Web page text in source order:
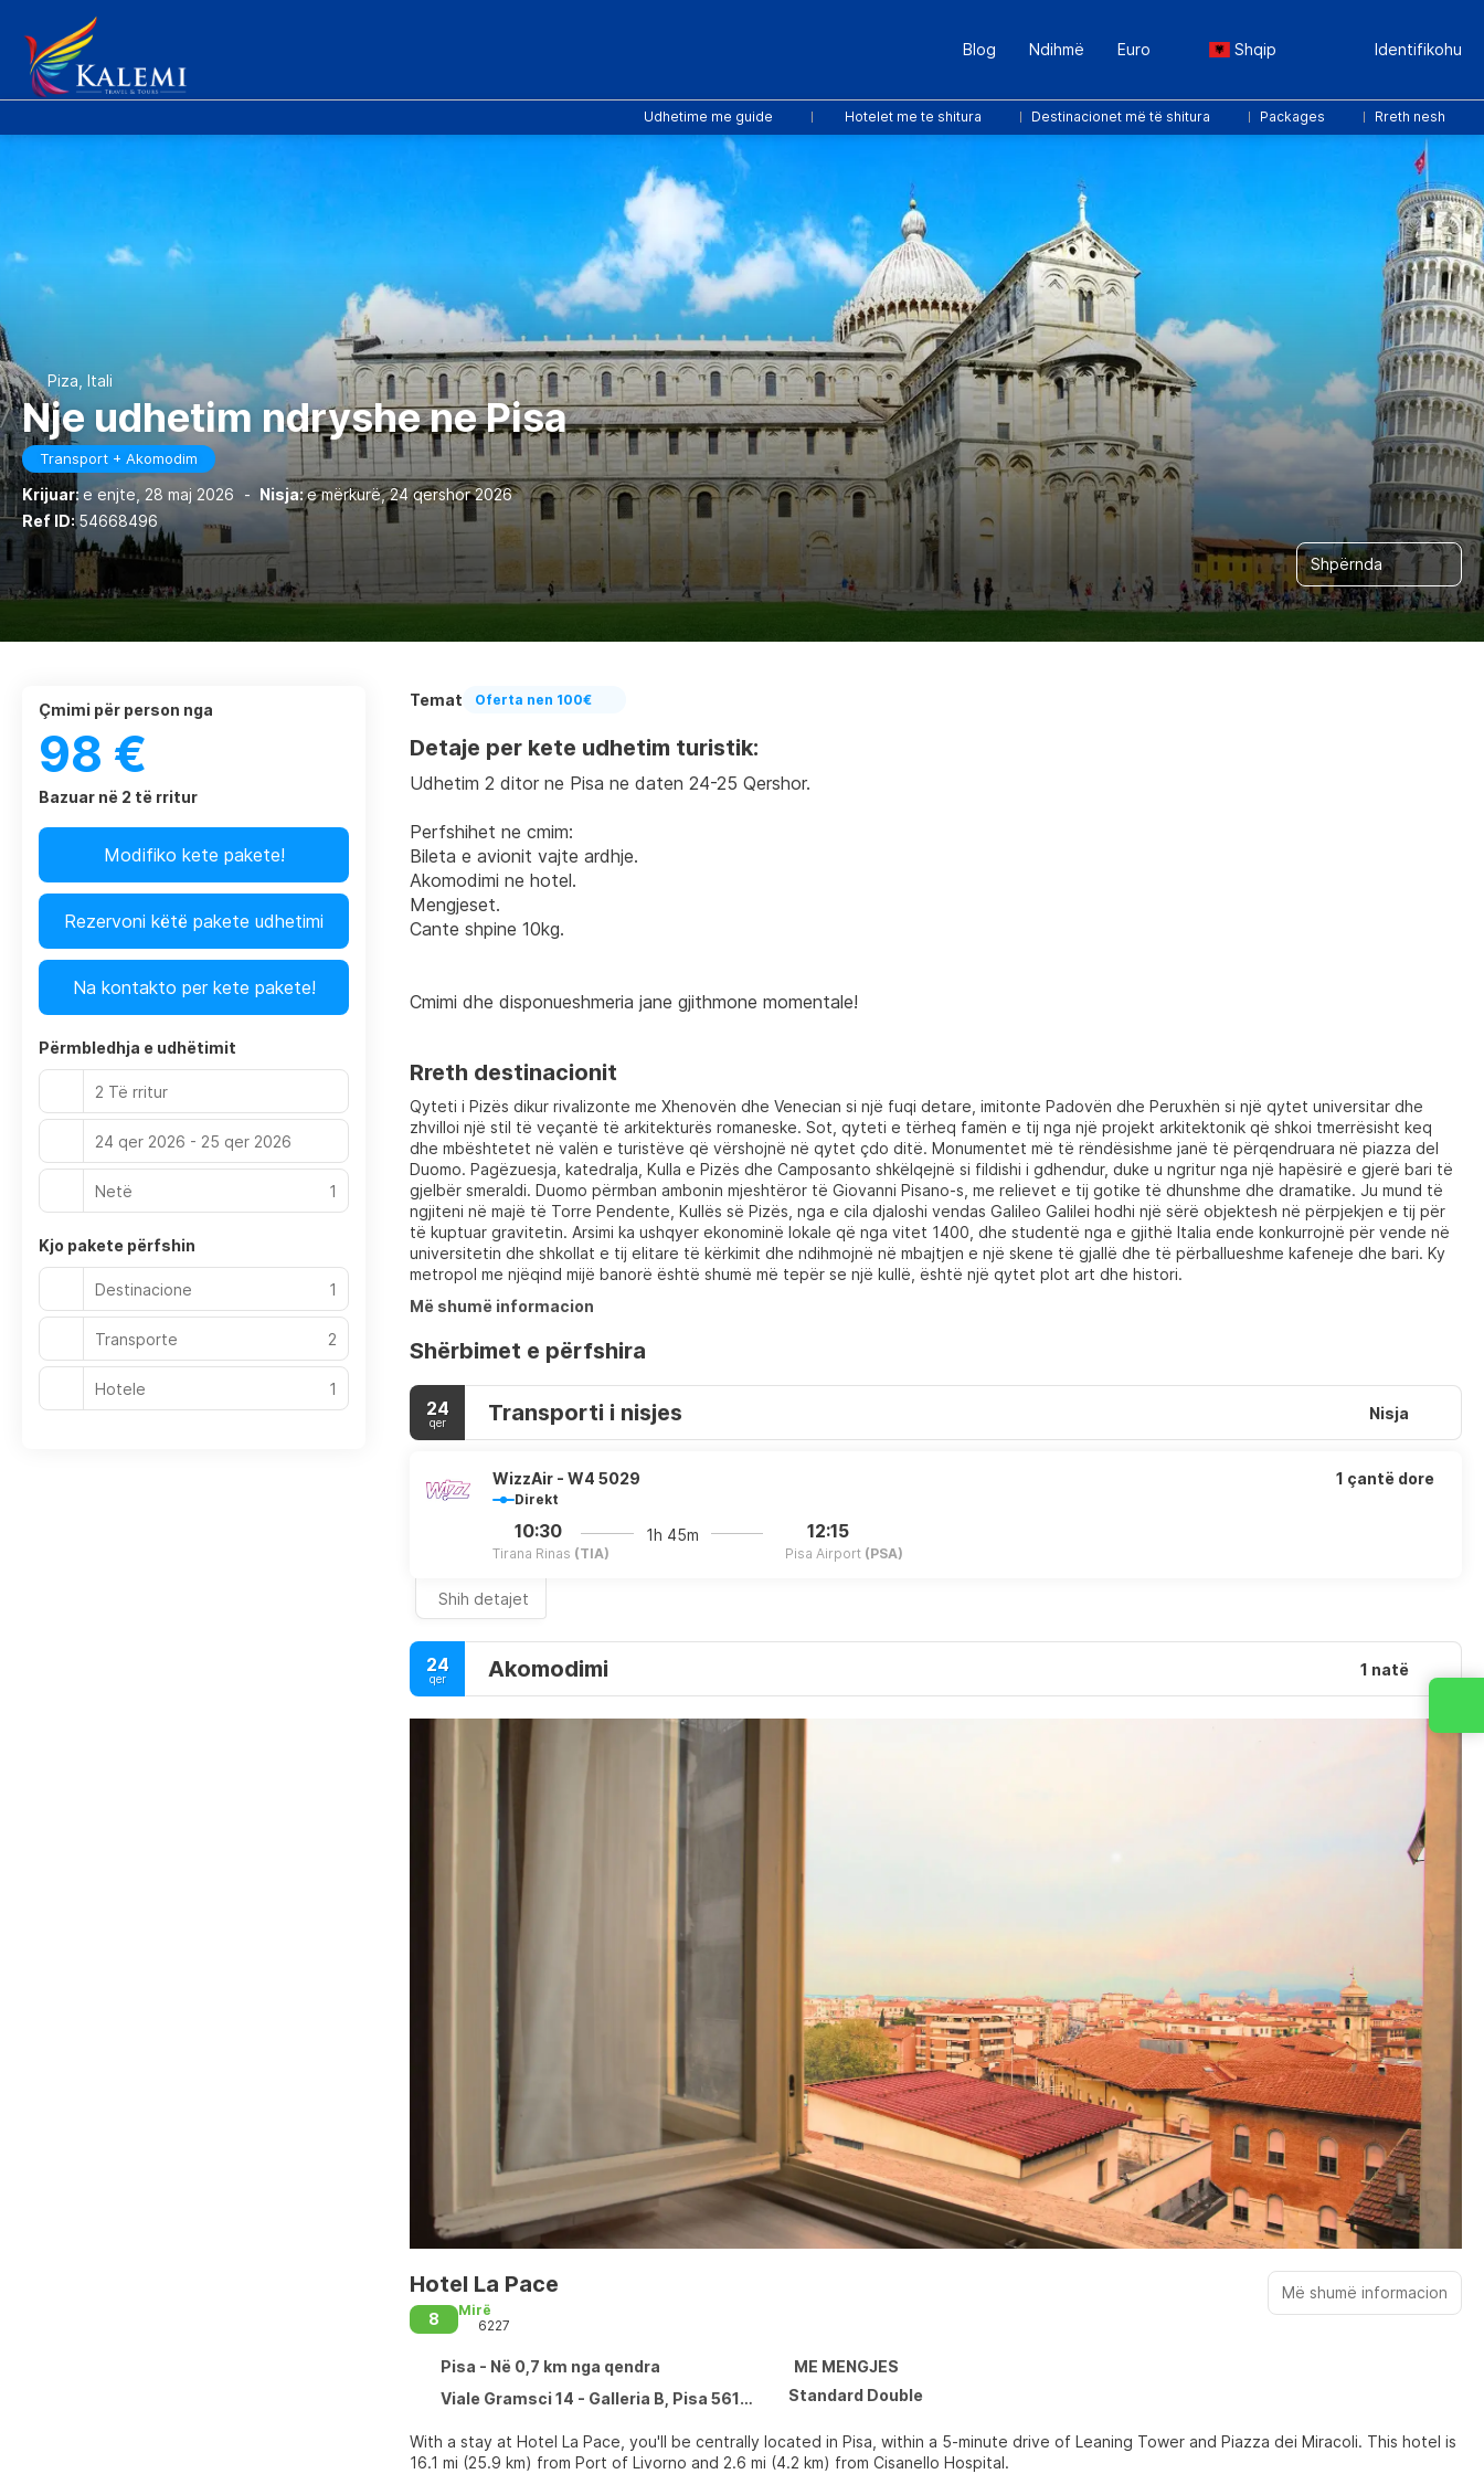
Blog Ndihmë Euro Shqip Identifikohu
Udhetime me guide Hotelet me te shitura Destinacionet më të shitura Packages Rreth nesh
Piza, Itali
Nje udhetim ndryshe ne Pisa
Transport + Akomodim
Krijuar: e enjte, 28 maj 2026 - Nisja:e mërkurë, 24 qershor 2026
Ref ID:54668496
Shpërnda
Temat Oferta nen 100€
Detaje per kete udhetim turistik:
Udhetim 2 ditor ne Pisa ne daten 24-25 Qershor.
Perfshihet ne cmim:
Bileta e avionit vajte ardhje.
Akomodimi ne hotel.
Mengjeset.
Cante shpine 10kg.
Cmimi dhe disponueshmeria jane gjithmone momentale!
Rreth destinacionit
Qyteti i Pizës dikur rivalizonte me Xhenovën dhe Venecian si një fuqi detare, imitonte Padovën dhe Peruxhën si një qytet universitar dhe
zhvilloi një stil të veçantë të arkitekturës romaneske. Sot, qyteti e tërheq famën e tij nga një projekt arkitektonik që shkoi tmerrësisht keq
dhe mbështetet në valën e turistëve që vërshojnë në qytet çdo ditë. Monumentet më të rëndësishme janë të përqendruara në piazza del
Duomo. Pagëzuesja, katedralja, Kulla e Pizës dhe Camposanto shkëlqejnë si fildishi i gdhendur, duke u ngritur nga një hapësirë e gjerë bari të
gjelbër smeraldi. Duomo përmban ambonin mjeshtëror të Giovanni Pisano-s, me relievet e tij gotike të dhunshme dhe dramatike. Ju mund të
ngjiteni në majë të Torre Pendente, Kullës së Pizës, nga e cila djaloshi vendas Galileo Galilei hodhi një sërë objektesh në përpjekjen e tij për
të kuptuar gravitetin. Arsimi ka ushqyer ekonominë lokale që nga vitet 1400, dhe studentë nga e gjithë Italia ende konkurrojnë për vende në
universitetin dhe shkollat e tij elitare të kërkimit dhe ndihmojnë në mbajtjen e një skene të gjallë dhe të përballueshme kafeneje dhe bari. Ky
metropol me njëqind mijë banorë është shumë më tepër se një kullë, është një qytet plot art dhe histori.
Më shumë informacion
Shërbimet e përfshira
24
qer Transporti i nisjes Nisja
WizzAir - W4 5029
Direkt
10:30
Tirana Rinas (TIA)
1h 45m 12:15
Pisa Airport (PSA)
1 çantë dore
Shih detajet
24
qer Akomodimi 1 natë
Hotel La Pace
8
Mirë
6227
Pisa - Në 0,7 km nga qendra
ME MENGJES
Viale Gramsci 14 - Galleria B, Pisa 56125
Standard Double
With a stay at Hotel La Pace, you'll be centrally located in Pisa, within a 5-minute drive of Leaning Tower and Piazza dei Miracoli. This hotel is
16.1 mi (25.9 km) from Port of Livorno and 2.6 mi (4.2 km) from Cisanello Hospital.
Më shumë informacion
çmimi për person nga
98 €
Bazuar në 2 të rritur
Modifiko kete pakete!
Rezervoni këtë pakete udhetimi
Na kontakto per kete pakete!
Përmbledhja e udhëtimit
2 Të rritur
24 qer 2026 - 25 qer 2026
Netë 1
Kjo pakete përfshin
Destinacione 1
Transporte 2
Hotele 1